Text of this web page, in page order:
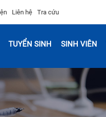
Liên hệ Tra cứu
TUYỂN SINH SINH VIÊN